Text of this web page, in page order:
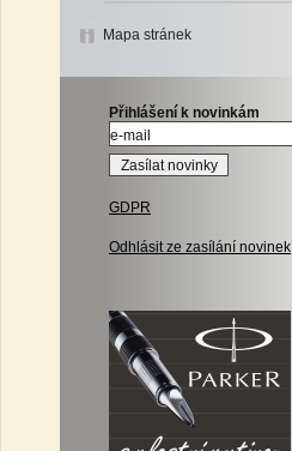
Mapa stránek
Přihlášení k novinkám
GDPR
Odhlásit ze zasílání novinek